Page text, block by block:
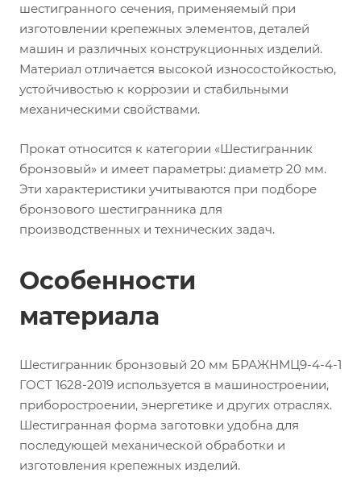
шестигранного сечения, применяемый при
изготовлении крепежных элементов, деталей
машин и различных конструкционных изделий.
Материал отличается высокой износостойкостью,
устойчивостью к коррозии и стабильными
механическими свойствами.
Прокат относится к категории «Шестигранник
бронзовый» и имеет параметры: диаметр 20 мм.
Эти характеристики учитываются при подборе
бронзового шестигранника для
производственных и технических задач.
Особенности
материала
Шестигранник бронзовый 20 мм БРАЖНМЦ9-4-4-1
ГОСТ 1628-2019 используется в машиностроении,
приборостроении, энергетике и других отраслях.
Шестигранная форма заготовки удобна для
последующей механической обработки и
изготовления крепежных изделий.